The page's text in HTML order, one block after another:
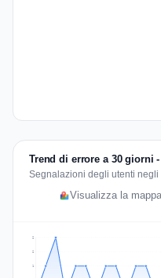
Trend di errore a 30 giorni
Segnalazioni degli utenti negli
Visualizza la
1
2
2